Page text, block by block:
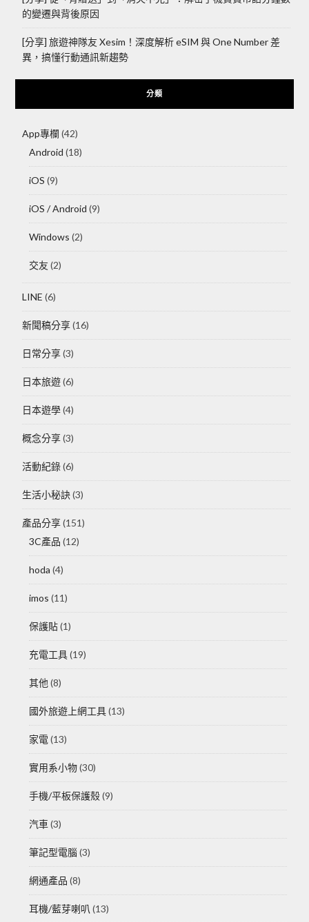
的變遷與背後原因
[分享] 旅遊神隊友 Xesim！深度解析 eSIM 與 One Number 差
異，搞懂行動通訊新趨勢
分類
App專欄 (42)
Android (18)
iOS (9)
iOS / Android (9)
Windows (2)
交友 (2)
LINE (6)
新聞稿分享(16)
日常分享(3)
日本旅遊(6)
日本遊學(4)
概念分享(3)
活動紀錄(6)
生活小秘訣(3)
產品分享(151)
3C產品 (12)
hoda (4)
imos (11)
保護貼(1)
充電工具(19)
其他 (8)
國外旅遊上網工具(13)
家電 (13)
實用系小物(30)
手機/平板保護殼(9)
汽車 (3)
筆記型電腦(3)
網通產品 (8)
耳機/藍芽喇叭 (13)